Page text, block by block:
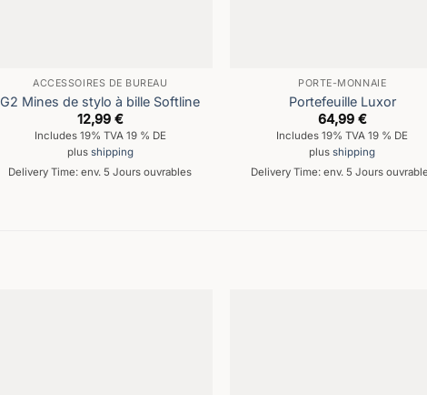
ACCESSOIRES DE BUREAU
G2 Mines de stylo à bille Softline
12,99 €
Includes 19% TVA 19 % DE
plus shipping
Delivery Time: env. 5 Jours ouvrables
PORTE-MONNAIE
Portefeuille Luxor
64,99 €
Includes 19% TVA 19 % DE
plusshipping
Delivery Time: env. 5 Jours